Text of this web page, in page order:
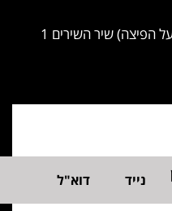
שיר השירים 1
דוא"ל